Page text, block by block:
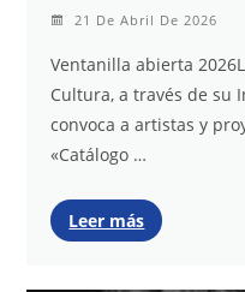
21 De Abril De 2026
Ventanilla abierta
Cultura, a través de su
convoca a artistas y
«Catálogo …
Leer más